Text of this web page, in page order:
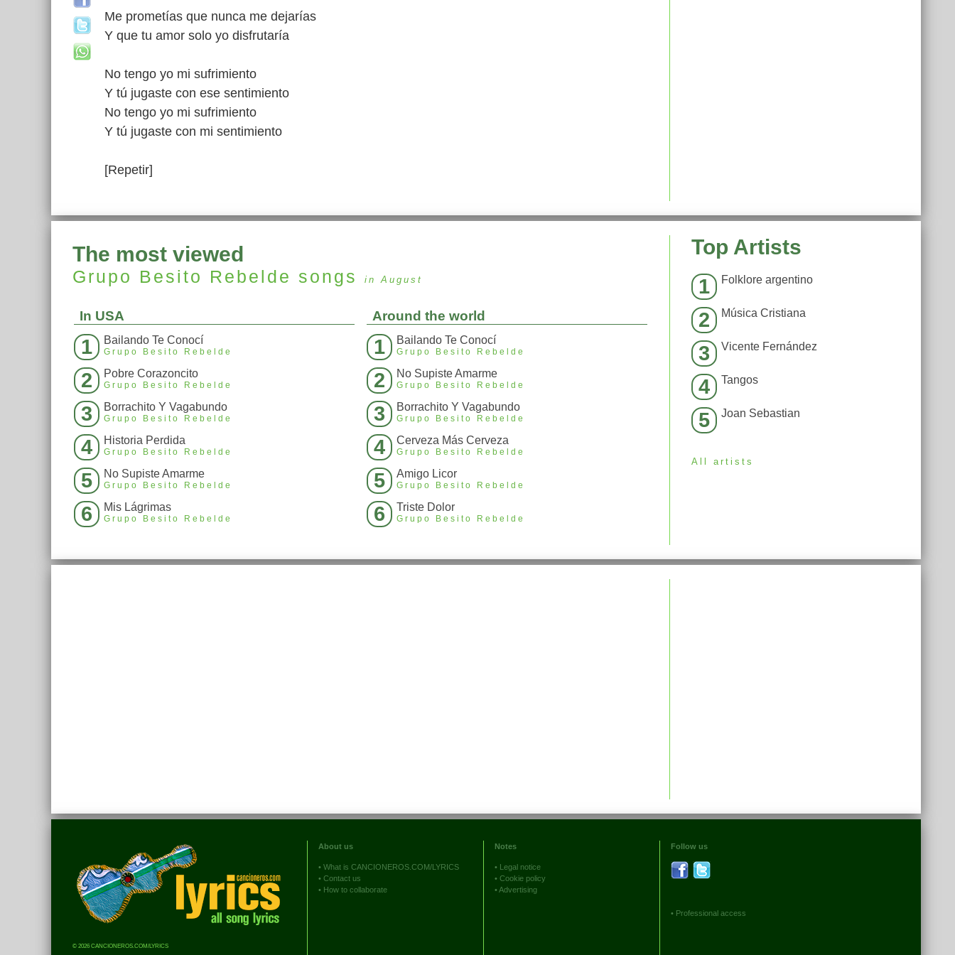
Me prometías que nunca me dejarías
Y que tu amor solo yo disfrutaría
No tengo yo mi sufrimiento
Y tú jugaste con ese sentimiento
No tengo yo mi sufrimiento
Y tú jugaste con mi sentimiento
[Repetir]
The most viewed
Grupo Besito Rebelde songs in August
In USA
1 Bailando Te Conocí
Grupo Besito Rebelde
2 Pobre Corazoncito
Grupo Besito Rebelde
3 Borrachito Y Vagabundo
Grupo Besito Rebelde
4 Historia Perdida
Grupo Besito Rebelde
5 No Supiste Amarme
Grupo Besito Rebelde
6 Mis Lágrimas
Grupo Besito Rebelde
Around the world
1 Bailando Te Conocí
Grupo Besito Rebelde
2 No Supiste Amarme
Grupo Besito Rebelde
3 Borrachito Y Vagabundo
Grupo Besito Rebelde
4 Cerveza Más Cerveza
Grupo Besito Rebelde
5 Amigo Licor
Grupo Besito Rebelde
6 Triste Dolor
Grupo Besito Rebelde
Top Artists
1 Folklore argentino
2 Música Cristiana
3 Vicente Fernández
4 Tangos
5 Joan Sebastian
All artists
© 2026 CANCIONEROS.COM/LYRICS
About us
• What is CANCIONEROS.COM/LYRICS
• Contact us
• How to collaborate
Notes
• Legal notice
• Cookie policy
•Advertising
Follow us
• Professional access